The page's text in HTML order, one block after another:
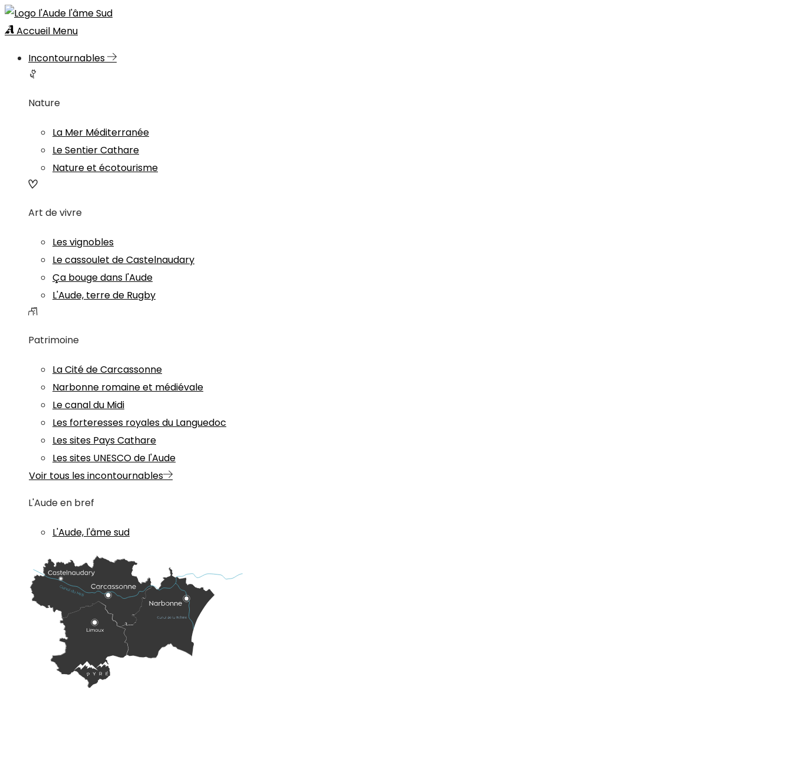
Accueil Menu
Incontournables
Nature
La Mer Méditerranée
Le Sentier Cathare
Nature et écotourisme
Art de vivre
Les vignobles
Le cassoulet de Castelnaudary
Ça bouge dans l'Aude
L'Aude, terre de Rugby
Patrimoine
La Cité de Carcassonne
Narbonne romaine et médiévale
Le canal du Midi
Les forteresses royales du Languedoc
Les sites Pays Cathare
Les sites UNESCO de l'Aude
Voir tous les incontournables
L'Aude en bref
L'Aude, l'âme sud